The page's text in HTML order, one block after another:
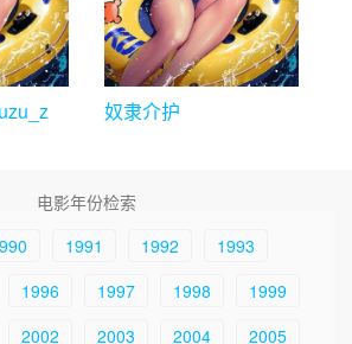
奴隶介护
电影年份检索
1991 1992
1993
1996 1997 1998
1999
2002 2003 2004 2005